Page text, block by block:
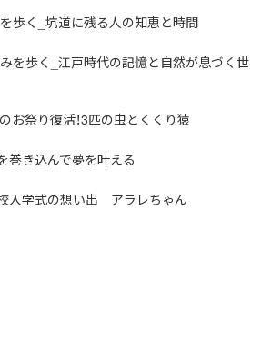
歩く_坑道に残る人の知恵と時間
を歩く_江戸時代の記憶と自然が息づく世
お祭り復活！3匹の虫とくくり猿
き込んで夢を叶える
入学式の想い出 アラレちゃん